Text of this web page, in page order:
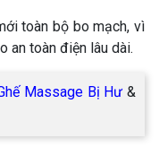
toàn bộ bo mạch, vì
an toàn điện lâu dài.
Massage Bị Hư &